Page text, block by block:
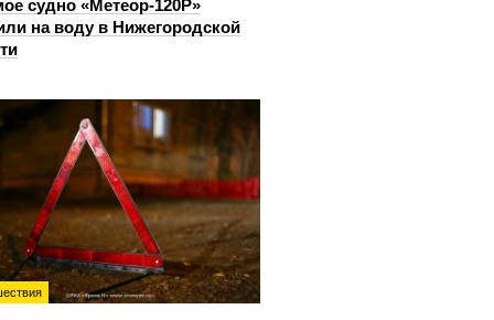
судно «Метеор-120Р»
на воду в Нижегородской